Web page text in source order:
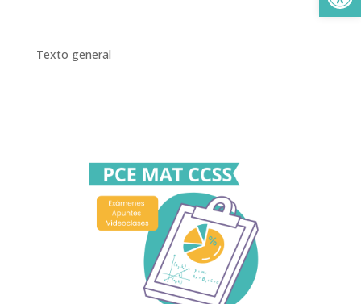
Texto general